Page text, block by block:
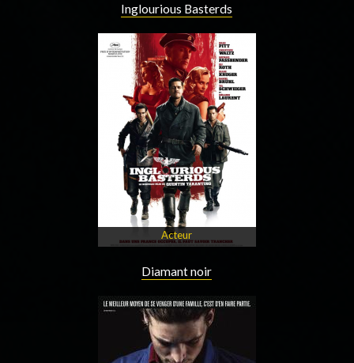
Inglourious Basterds
Acteur
Diamant noir